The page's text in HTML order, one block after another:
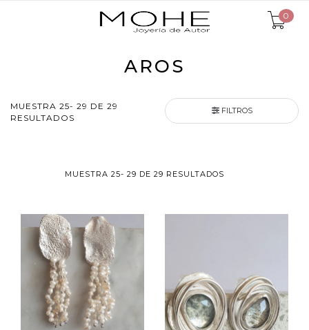
0
AROS
MUESTRA 25- 29 DE 29
RESULTADOS
FILTROS
MUESTRA 25- 29 DE 29 RESULTADOS